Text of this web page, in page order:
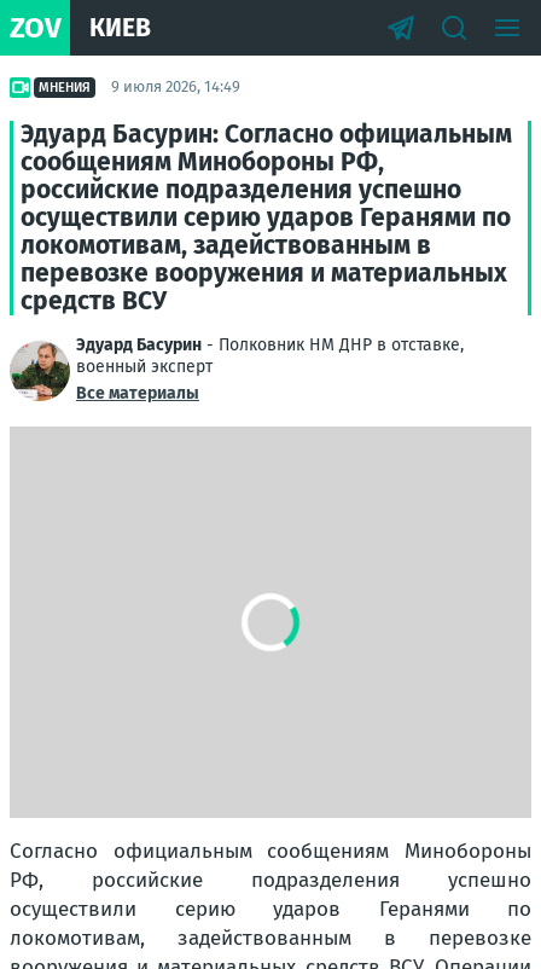
ZOV КИЕВ
МНЕНИЯ 9 июля 2026, 14:49
Эдуард Басурин: Согласно официальным
сообщениям Минобороны РФ,
российские подразделения успешно
осуществили серию ударов Геранями по
локомотивам, задействованным в
перевозке вооружения и материальных
средств ВСУ
Эдуард Басурин - Полковник НМ ДНР в отставке,
военный эксперт
Все материалы
Согласно официальным сообщениям Минобороны
РФ, российские подразделения успешно
осуществили серию ударов Геранями по
локомотивам, задействованным в перевозке